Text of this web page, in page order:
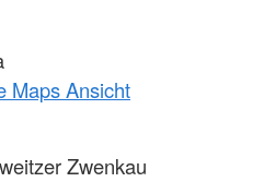
Maps Ansicht
Zwenkau